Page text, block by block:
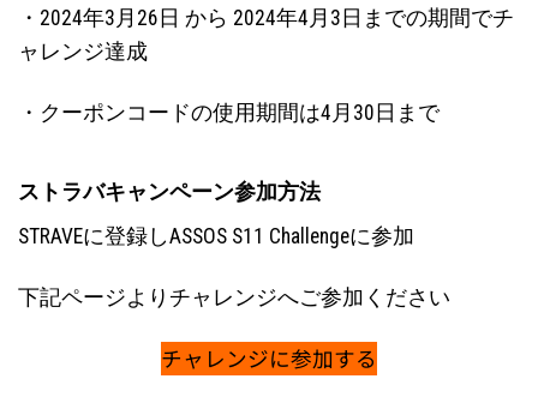
・2024年3月26日 から 2024年4月3日までの期間でチ
ャレンジ達成
・クーポンコードの使用期間は4月30日まで
ストラバキャンペーン参加方法
STRAVEに登録しASSOS S11 Challengeに参加
下記ページよりチャレンジへご参加ください
チャレンジに参加する